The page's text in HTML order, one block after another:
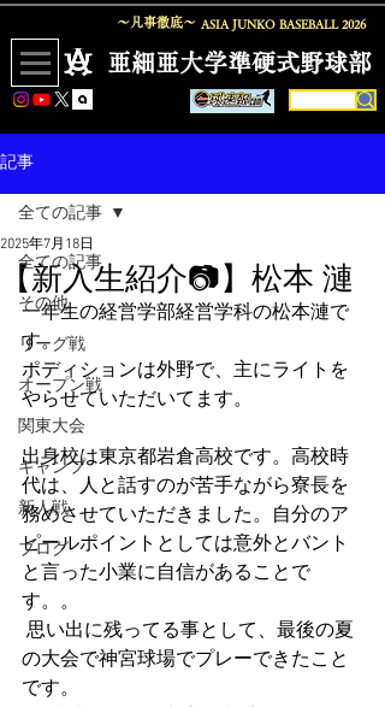
〜凡事徹底〜 ASIA JUNKO BASEBALL 2026
​亜細亜大学準硬式野球部
記事
全ての記事
その他
リーグ戦
オープン戦
関東大会
キャンプ
新人戦
ブログ
全ての記事
【新入生紹介📷】松本 漣
2025年7月18日
一年生の経営学部経営学科の松本漣で
す。
ポディションは外野で、主にライトを
やらせていただいてます。
出身校は東京都岩倉高校です。高校時
代は、人と話すのが苦手ながら寮長を
務めさせていただきました。自分のア
ピールポイントとしては意外とバント
と言った小業に自信があることで
す。。
の大会で神宮球場でプレーできたこと
です。